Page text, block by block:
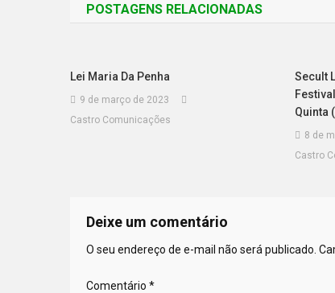
POSTAGENS RELACIONADAS
Lei Maria Da Penha
9 de março de 2023
Castro Comunicações
Secult
Quinta
8 de
Castro
Deixe um comentário
O seu endereço de e-mail não será publicado.
Comentário *